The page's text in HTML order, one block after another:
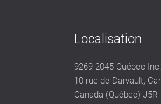
Localisation
9269-2045 Québec Inc.
10 rue de Darvault,
Canada (Québec) J5R